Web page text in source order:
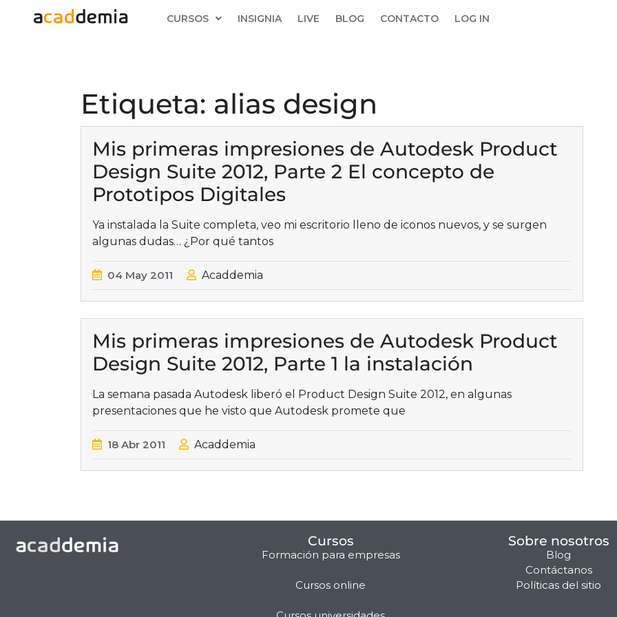
CURSOS INSIGNIA LIVE BLOG CONTACTO LOG IN
Etiqueta: alias design
Mis primeras impresiones de Autodesk Product
Design Suite 2012, Parte 2 El concepto de
Prototipos Digitales
Ya instalada la Suite completa, veo mi escritorio lleno de iconos nuevos, y se surgen
algunas dudas… ¿Por qué tantos
04 May 2011 Acaddemia
Mis primeras impresiones de Autodesk Product
Design Suite 2012, Parte 1 la instalación
La semana pasada Autodesk liberó el Product Design Suite 2012, en algunas
presentaciones que he visto que Autodesk promete que
18 Abr 2011 Acaddemia
Cursos
Formación para empresas
Cursos online
Sobre nosotros
Blog
Contáctanos
Políticas del sitio